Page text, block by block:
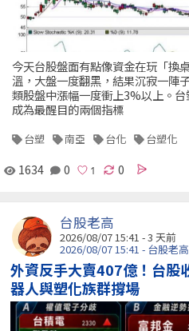
今天台股盤面有點像資金在玩「換
溫，大盤一度翻黑，結果沉寂一陣
類股盤中漲幅一度衝上3%以上。台
成為最醒目的兩個指標
台塑 南亞 台化 台塑化
1634 0 0
台股老高
2026/08/07 15:41 - 3 天前
2026/08/07 15:41 - 台股老高
外資反手大賣407億！台股
器人與塑化族群撐場